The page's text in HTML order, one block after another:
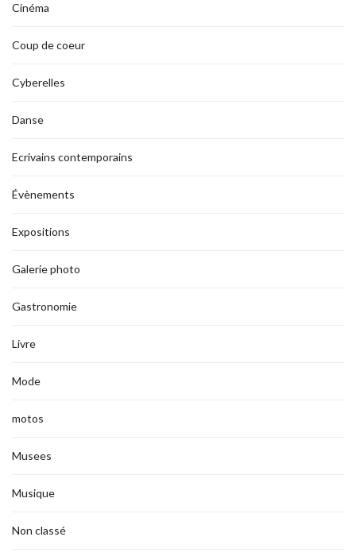
Cinéma
Coup de coeur
Cyberelles
Danse
Ecrivains contemporains
Évènements
Expositions
Galerie photo
Gastronomie
Livre
Mode
motos
Musees
Musique
Non classé